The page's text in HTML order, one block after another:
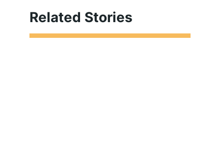
Related Stories